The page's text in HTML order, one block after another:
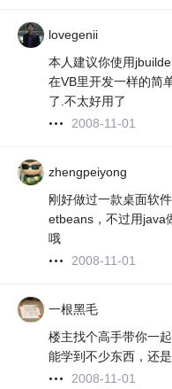
lovegenii
本人建议你使用
在VB里开发一样的简
了.不太好用了
2008-11-01
zhengpeiyong
刚好做过一款桌面软
etbeans，不过用java
哦
2008-11-01
一根黑毛
楼主找个高手带你一
能学到不少东西，还
2008-11-01